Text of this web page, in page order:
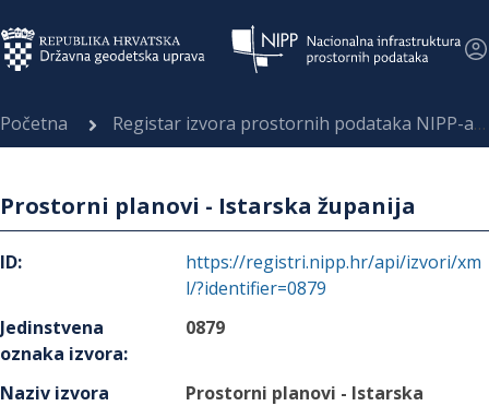
Početna Registar izvora prostornih podataka NIPP-a
Prostorni planovi - Istarska županija
ID:
https://registri.nipp.hr/api/izvori/xm
l/?identifier=0879
Jedinstvena
oznaka izvora:
0879
Naziv izvora
Prostorni planovi - Istarska